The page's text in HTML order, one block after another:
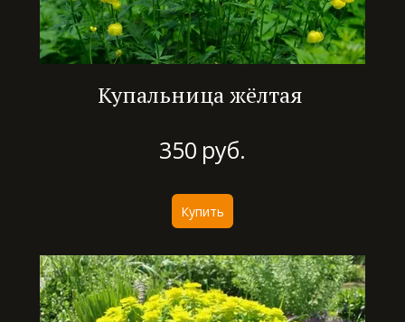
Купальница жёлтая
350 руб.
Купить